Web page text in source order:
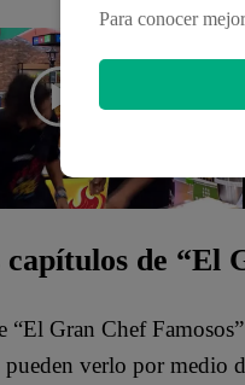
de “El
Gran Chef
pueden verlo por medio
Para conocer